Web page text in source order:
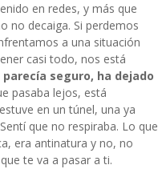
en redes, y más que
no decaiga. Si perdemos
a una situación
casi todo, nos está
seguro, ha dejado
pasaba lejos, está
en un túnel, una ya
que no respiraba. Lo que
era antinatura y no, no
te va a pasar a ti.